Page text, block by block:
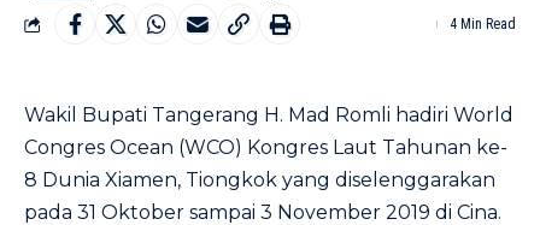
4 Min Read
Wakil Bupati Tangerang H. Mad Romli hadiri World
Congres Ocean (WCO) Kongres Laut Tahunan ke-
8 Dunia Xiamen, Tiongkok yang diselenggarakan
pada 31 Oktober sampai 3 November 2019 di Cina.